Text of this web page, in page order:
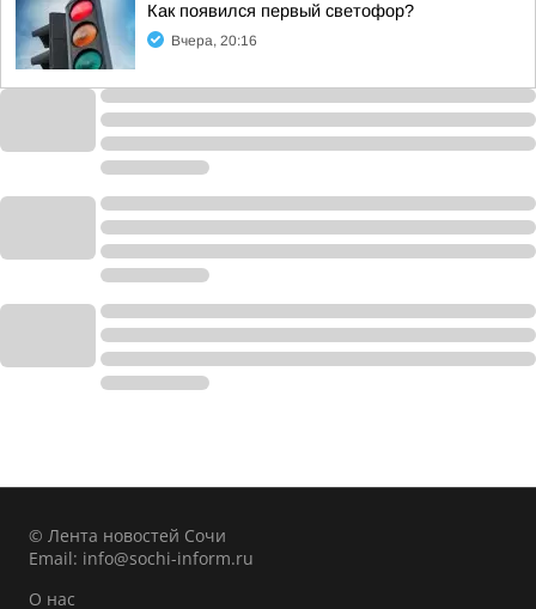
Как появился первый светофор?
Вчера, 20:16
© Лента новостей Сочи
Email: info@sochi-inform.ru
О нас